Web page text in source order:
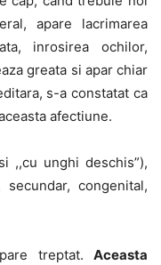
apare lacrimarea
inrosirea ochilor,
greata si apar chiar
s-a constatat ca
afectiune.
,,cu unghi deschis”),
congenital,
treptat. Aceasta